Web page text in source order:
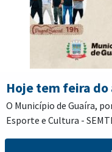
Hoje tem feira
O Município de Guaíra,
Esporte e Cultura -
Compareça na Praça